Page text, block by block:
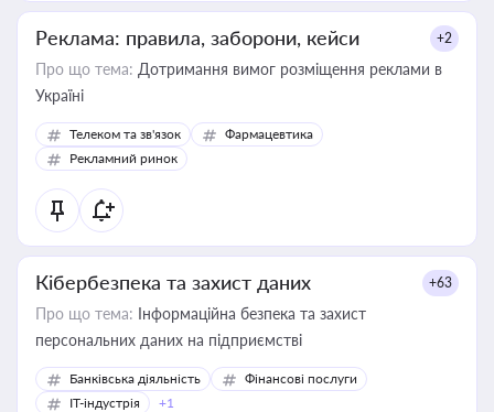
Реклама: правила, заборони, кейси +2
Про що тема: Дотримання вимог розміщення реклами в
Україні
Телеком та зв'язок
Фармацевтика
Рекламний ринок
Кібербезпека та захист даних +63
Про що тема: Інформаційна безпека та захист
персональних даних на підприємстві
Банківська діяльність
Фінансові послуги
IT-індустрія
+1